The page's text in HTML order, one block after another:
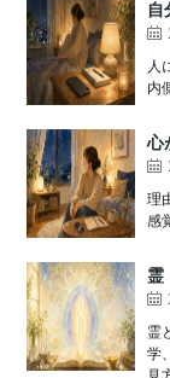
自
人
内
心
理
感
霊
霊
学